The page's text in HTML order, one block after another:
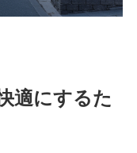
適にするた